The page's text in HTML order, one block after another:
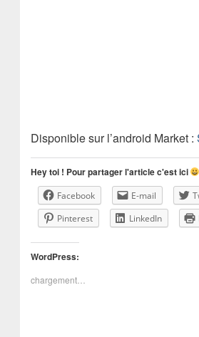
Disponible sur l’android Market :
Hey toi ! Pour partager l'article c'est ici
Facebook E-mail
Pinterest
LinkedIn
WordPress:
chargement…